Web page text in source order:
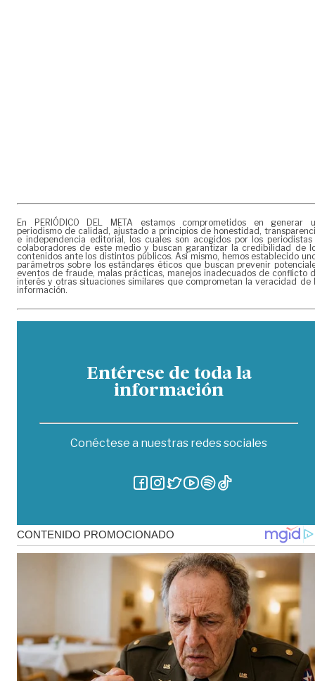
En PERIÓDICO DEL META estamos comprometidos en generar
periodismo de calidad, ajustado a principios de honestidad,
e independencia editorial, los cuales son acogidos por los periodistas
colaboradores de este medio y buscan garantizar la credibilidad de
contenidos ante los distintos públicos. Así mismo, hemos establecido
parámetros sobre los estándares éticos que buscan prevenir
eventos de fraude, malas prácticas, manejos inadecuados de conflicto
interés y otras situaciones similares que comprometan la veracidad de
información.
Entérese de toda la
información
Conéctese a nuestras redes sociales